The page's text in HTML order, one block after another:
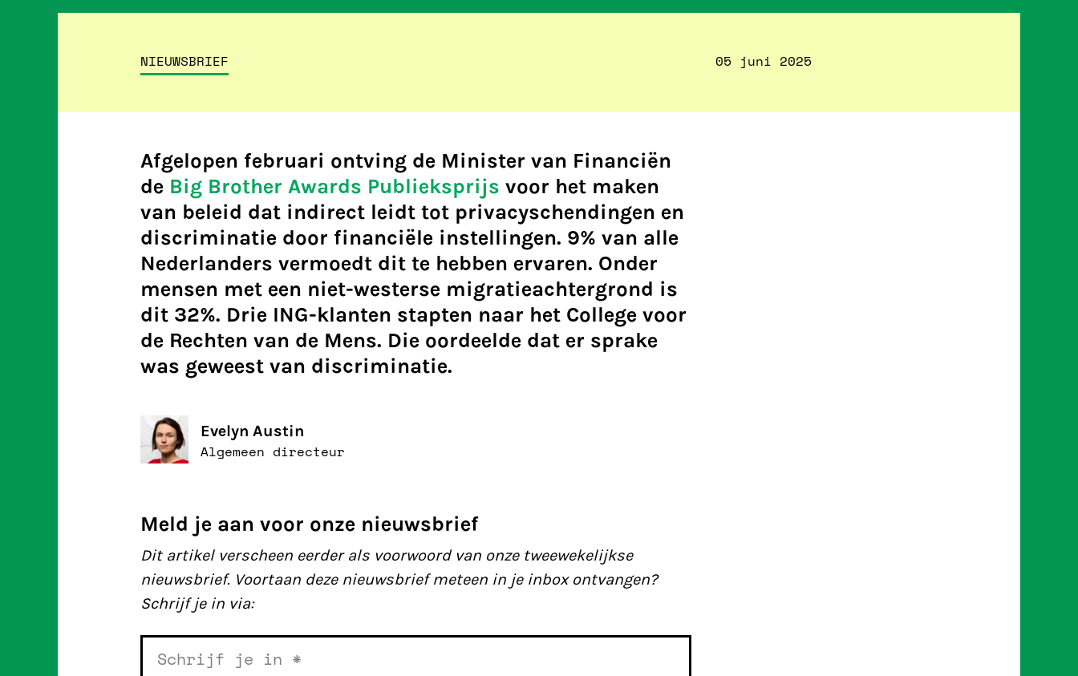
NIEUWSBRIEF 05 juni 2025
Afgelopen februari ontving de Minister van Financiën
de Big Brother Awards Publieksprijs voor het maken
van beleid dat indirect leidt tot privacyschendingen en
discriminatie door financiële instellingen. 9% van alle
Nederlanders vermoedt dit te hebben ervaren. Onder
mensen met een niet-westerse migratieachtergrond is
dit 32%. Drie ING-klanten stapten naar het College voor
de Rechten van de Mens. Die oordeelde dat er sprake
was geweest van discriminatie.
Evelyn Austin
Algemeen directeur
Meld je aan voor onze nieuwsbrief
Dit artikel verscheen eerder als voorwoord van onze tweewekelijkse
nieuwsbrief. Voortaan deze nieuwsbrief meteen in je inbox ontvangen?
Schrijf je in via: